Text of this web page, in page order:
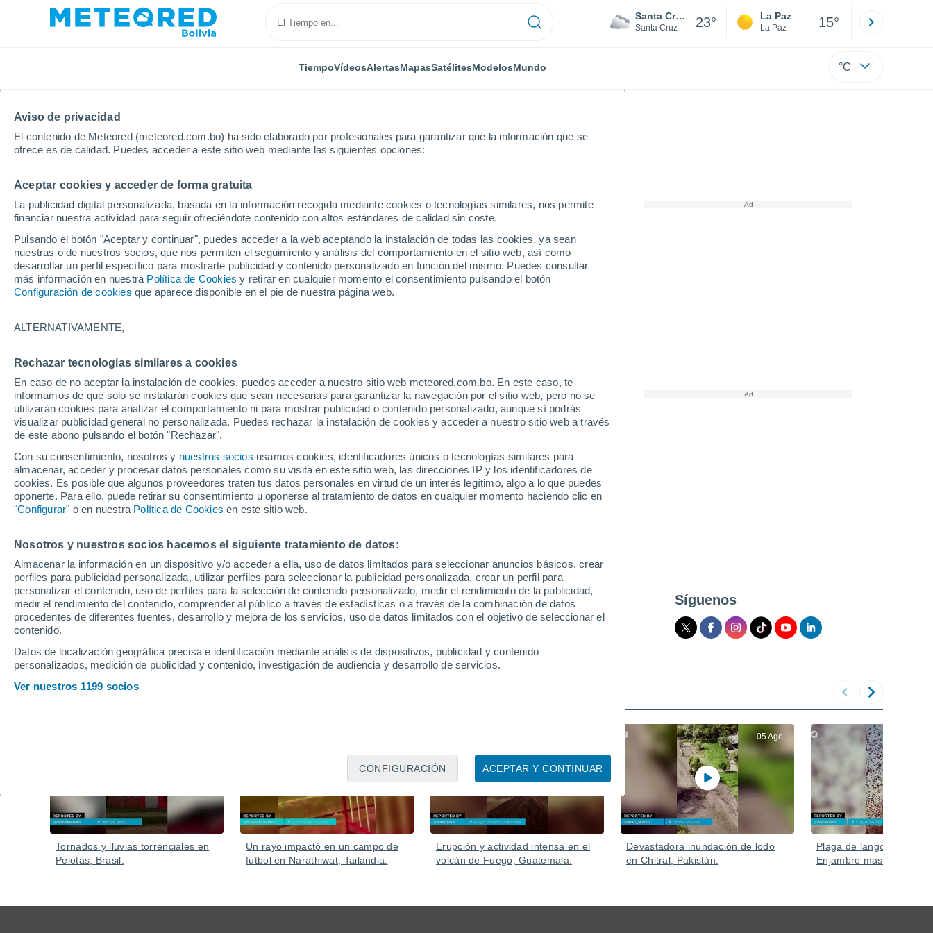
Aviso de privacidad
El contenido de Meteored (meteored.com.bo) ha sido elaborado por profesionales para garantizar que la información que se
ofrece es de calidad. Puedes acceder a este sitio web mediante las siguientes opciones:
Aceptar cookies y acceder de forma gratuita
La publicidad digital personalizada, basada en la información recogida mediante cookies o tecnologías similares, nos permite
financiar nuestra actividad para seguir ofreciéndote contenido con altos estándares de calidad sin coste.
Pulsando el botón "Aceptar y continuar", puedes acceder a la web aceptando la instalación de todas las cookies, ya sean
nuestras o de nuestros socios, que nos permiten el seguimiento y análisis del comportamiento en el sitio web, así como
desarrollar un perfil específico para mostrarte publicidad y contenido personalizado en función del mismo. Puedes consultar
más información en nuestra Política de Cookies y retirar en cualquier momento el consentimiento pulsando el botón
Configuración de cookies que aparece disponible en el pie de nuestra página web.
ALTERNATIVAMENTE,
Rechazar tecnologías similares a cookies
En caso de no aceptar la instalación de cookies, puedes acceder a nuestro sitio web meteored.com.bo. En este caso, te
informamos de que solo se instalarán cookies que sean necesarias para garantizar la navegación por el sitio web, pero no se
utilizarán cookies para analizar el comportamiento ni para mostrar publicidad o contenido personalizado, aunque sí podrás
visualizar publicidad general no personalizada. Puedes rechazar la instalación de cookies y acceder a nuestro sitio web a través
de este abono pulsando el botón "Rechazar".
Con su consentimiento, nosotros y nuestros socios usamos cookies, identificadores únicos o tecnologías similares para
almacenar, acceder y procesar datos personales como su visita en este sitio web, las direcciones IP y los identificadores de
cookies. Es posible que algunos proveedores traten tus datos personales en virtud de un interés legítimo, algo a lo que puedes
oponerte. Para ello, puede retirar su consentimiento u oponerse al tratamiento de datos en cualquier momento haciendo clic en
"Configurar" o en nuestra Política de Cookies en este sitio web.
Nosotros y nuestros socios hacemos el siguiente tratamiento de datos:
Almacenar la información en un dispositivo y/o acceder a ella, uso de datos limitados para seleccionar anuncios básicos, crear
perfiles para publicidad personalizada, utilizar perfiles para seleccionar la publicidad personalizada, crear un perfil para
personalizar el contenido, uso de perfiles para la selección de contenido personalizado, medir el rendimiento de la publicidad,
medir el rendimiento del contenido, comprender al público a través de estadísticas o a través de la combinación de datos
procedentes de diferentes fuentes, desarrollo y mejora de los servicios, uso de datos limitados con el objetivo de seleccionar el
contenido.
Datos de localización geográfica precisa e identificación mediante análisis de dispositivos, publicidad y contenido
personalizados, medición de publicidad y contenido, investigación de audiencia y desarrollo de servicios.
Ver nuestros 1199 socios
ACEPTAR Y CONTINUAR
CONFIGURACIÓN
Santa Cruz de la Sierra
Santa Cruz 23° La Paz
La Paz 15°
TiempoVídeosAlertasMapasSatélitesModelosMundo °C
Inicio Vídeos ¡Una gran inundación súbita provoca el caos en Bardonecchia, Italia! La crecida del torrente Frejus dejó daños muy importantes
¡Una gran inundación súbita provoca el caos en
Bardonecchia, Italia! La crecida del torrente
Frejus dejó daños muy importantes
En pocos minutos el agua arrasó calles, arrastró vehículos y causó numerosas incidencias en la localidad.
Síguenos
Vídeos
Tornados y lluvias torrenciales en
Pelotas, Brasil.
Un rayo impactó en un campo de
fútbol en Narathiwat, Tailandia.
Erupción y actividad intensa en el
volcán de Fuego, Guatemala.
05 Ago
Devastadora inundación de lodo
en Chitral, Pakistán.
Plaga de langostas en
Enjambre masivo en